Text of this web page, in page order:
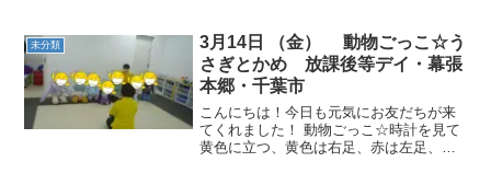
取り組んでいます。 動物ごっこ☆赤や黄
色の平均台に乗りました...
未分類
3月14日 （金） 動物ごっこ☆う
さぎとかめ 放課後等デイ・幕張
本郷・千葉市
こんにちは！今日も元気にお友だちが来
てくれました！ 動物ごっこ☆時計を見て
黄色に立つ、黄色は右足、赤は左足、な